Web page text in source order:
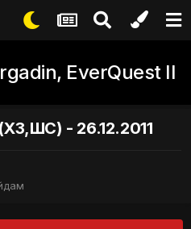
EverQuest II
- 26.12.2011